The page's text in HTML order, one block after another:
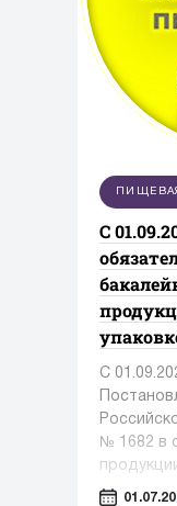
С
С
№ 1682 в
приправ